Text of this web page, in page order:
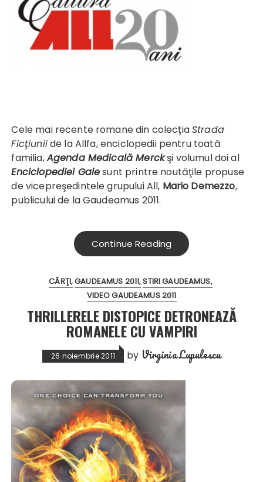
Cele mai recente romane din colecţiaStrada
Ficţiuniide la Allfa, enciclopedii pentru toată
familia,Agenda Medicală Merckşi volumul doi al
Enciclopediei Galesunt printre noutăţile propuse
de vicepreşedintele grupului All, Mario Demezzo,
publicului de la Gaudeamus 2011.
Continue Reading
CĂRŢI GAUDEAMUS 2011 STIRI GAUDEAMUS
VIDEO GAUDEAMUS 2011
THRILLERELE DISTOPICE DETRONEAZĂ
ROMANELE CU VAMPIRI
26 noiembrie 2011 by Virginia Lupulescu